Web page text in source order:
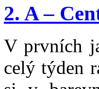
2. A –
V prvních
celý týden